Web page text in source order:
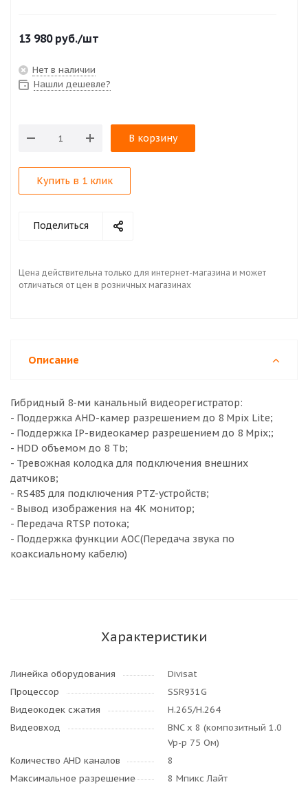
13 980руб./шт
Нет в наличии
Нашли дешевле?
В корзину
Купить в 1 клик
Поделиться
Цена действительна только для интернет-магазина и может
отличаться от цен в розничных магазинах
Описание
Гибридный 8-ми канальный видеорегистратор:
- Поддержка AHD-камер разрешением до 8 Mpix Lite;
- Поддержка IP-видеокамер разрешением до 8 Mpix;;
- HDD объемом до 8 Tb;
- Тревожная колодка для подключения внешних
датчиков;
- RS485 для подключения PTZ-устройств;
- Вывод изображения на 4К монитор;
- Передача RTSP потока;
- Поддержка функции АОС(Передача звука по
коаксиальному кабелю)
Характеристики
Линейка оборудования
Divisat
Процессор
SSR931G
Видеокодек сжатия
H.265/H.264
Видеовход
BNC x 8 (композитный 1.0
Vp-p 75 Ом)
Количество AHD каналов
8
Максимальное разрешение
8 Мпикс Лайт